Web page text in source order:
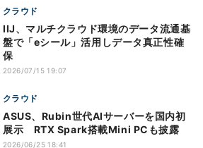
クラウド
IIJ、マルチクラウド環境のデータ流通基
盤で「eシール」活用しデータ真正性確
保
2026/07/15 19:07
クラウド
ASUS、Rubin世代AIサーバーを国内初
展示 RTX Spark搭載Mini PCも披露
2026/06/25 18:41